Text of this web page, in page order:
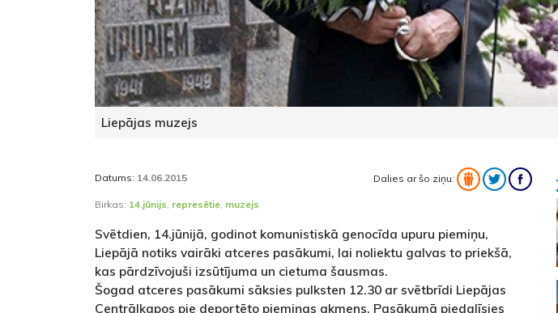
Liepājas muzejs
Datums: 14.06.2015 Dalies ar šo ziņu:
Birkas: 14.jūnijs, represētie, muzejs
Svētdien, 14.jūnijā, godinot komunistiskā genocīda upuru piemiņu,
Liepājā notiks vairāki atceres pasākumi, lai noliektu galvas to priekšā,
kas pārdzīvojuši izsūtījuma un cietuma šausmas.
Šogad atceres pasākumi sāksies pulksten 12.30 ar svētbrīdi Liepājas
Centrālkapos pie deportēto piemiņas akmens. Pasākumā piedalīsies